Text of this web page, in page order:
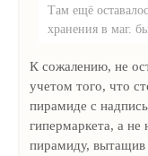
Там ещё
хранения в маг.
К сожалению, не
учетом того, что
пирамиде с
гипермаркета, а
пирамиду, вытащив